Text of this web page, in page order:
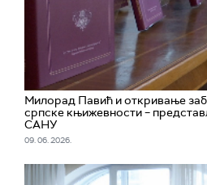
Милорад Павић и откривање
српске књижевности –
САНУ
09. 06. 2026.